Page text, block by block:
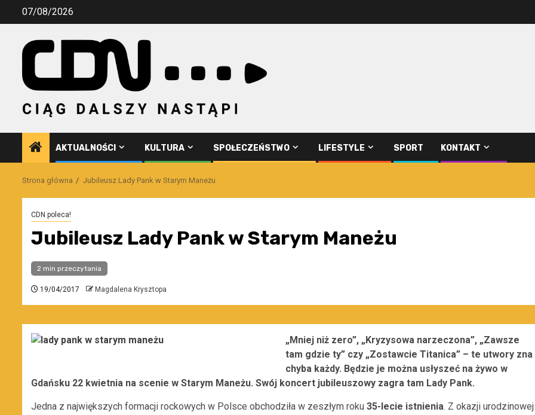
Przejdź07/08/2026
AKTUALNOŚCI KULTURA SPOŁECZEŃSTWO LIFESTYLE SPORT KONTAKT
Strona główna Jubileusz Lady Pank w Starym Maneżu
CDN poleca!
Jubileusz Lady Pank w Starym Maneżu
2 min przeczytania
19/04/2017 Magdalena Krysztopa
„Mniej niż zero”, „Kryzysowa narzeczona”, „Zawsze
tam gdzie ty” czy „Zostawcie Titanica” – te utwory zna
chyba każdy. Będzie je można usłyszeć na żywo w
Gdańsku 22 kwietnia na scenie w Starym Maneżu. Swój koncert jubileuszowy zagra tam Lady Pank.
Jedna z największych formacji rockowych w Polsce obchodziła w zeszłym roku 35-lecie istnienia. Z okazji urodzinowej